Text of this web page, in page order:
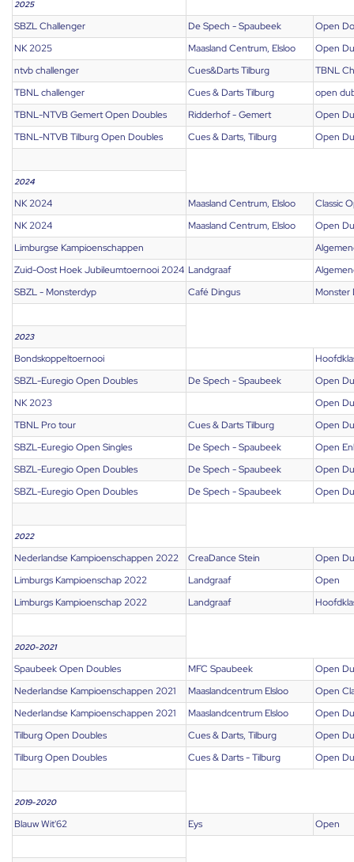
2025
SBZL Challenger De Spech - Spaubeek
Open
NK 2025
Maasland Centrum, Elsloo
Open
ntvb challenger
Cues&Darts Tilburg
TBNL
TBNL challenger
Cues & Darts Tilburg
open
TBNL-NTVB Gemert Open Doubles
Ridderhof - Gemert
Open
TBNL-NTVB Tilburg Open Doubles
Cues & Darts, Tilburg Open
2024
NK 2024 Maasland Centrum, Elsloo
Classic
NK 2024
Maasland Centrum, Elsloo
Open
Limburgse Kampioenschappen
Zuid-Oost Hoek Jubileumtoernooi 2024 Landgraaf
SBZL - Monsterdyp
Café Dingus Monster
2023
Bondskoppeltoernooi
SBZL-Euregio Open Doubles
De Spech - Spaubeek
Open
NK 2023
Open
TBNL Pro tour
Cues & Darts Tilburg
Open
SBZL-Euregio Open Singles
De Spech - Spaubeek
Open
SBZL-Euregio Open Doubles
De Spech - Spaubeek
Open
SBZL-Euregio Open Doubles
De Spech - Spaubeek Open
2022
Nederlandse Kampioenschappen 2022 CreaDance Stein
Open
Limburgs Kampioenschap 2022
Landgraaf
Open
Limburgs Kampioenschap 2022
Landgraaf
2020-2021
Spaubeek Open Doubles MFC Spaubeek
Open
Nederlandse Kampioenschappen 2021
Maaslandcentrum Elsloo
Open
Nederlandse Kampioenschappen 2021
Maaslandcentrum Elsloo
Open
Tilburg Open Doubles
Cues & Darts, Tilburg
Open
Tilburg Open Doubles
Cues & Darts - Tilburg Open
2019-2020
Blauw Wit'62 Eys Open